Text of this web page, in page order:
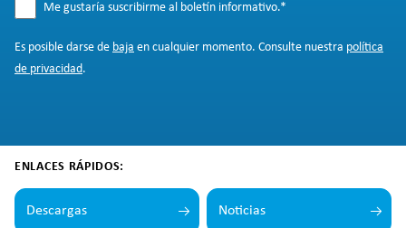
Me gustaría suscribirme al boletín informativo.*
Es posible darse de baja en cualquier momento. Consulte nuestra política
de privacidad.
ENLACES RÁPIDOS:
Descargas Noticias